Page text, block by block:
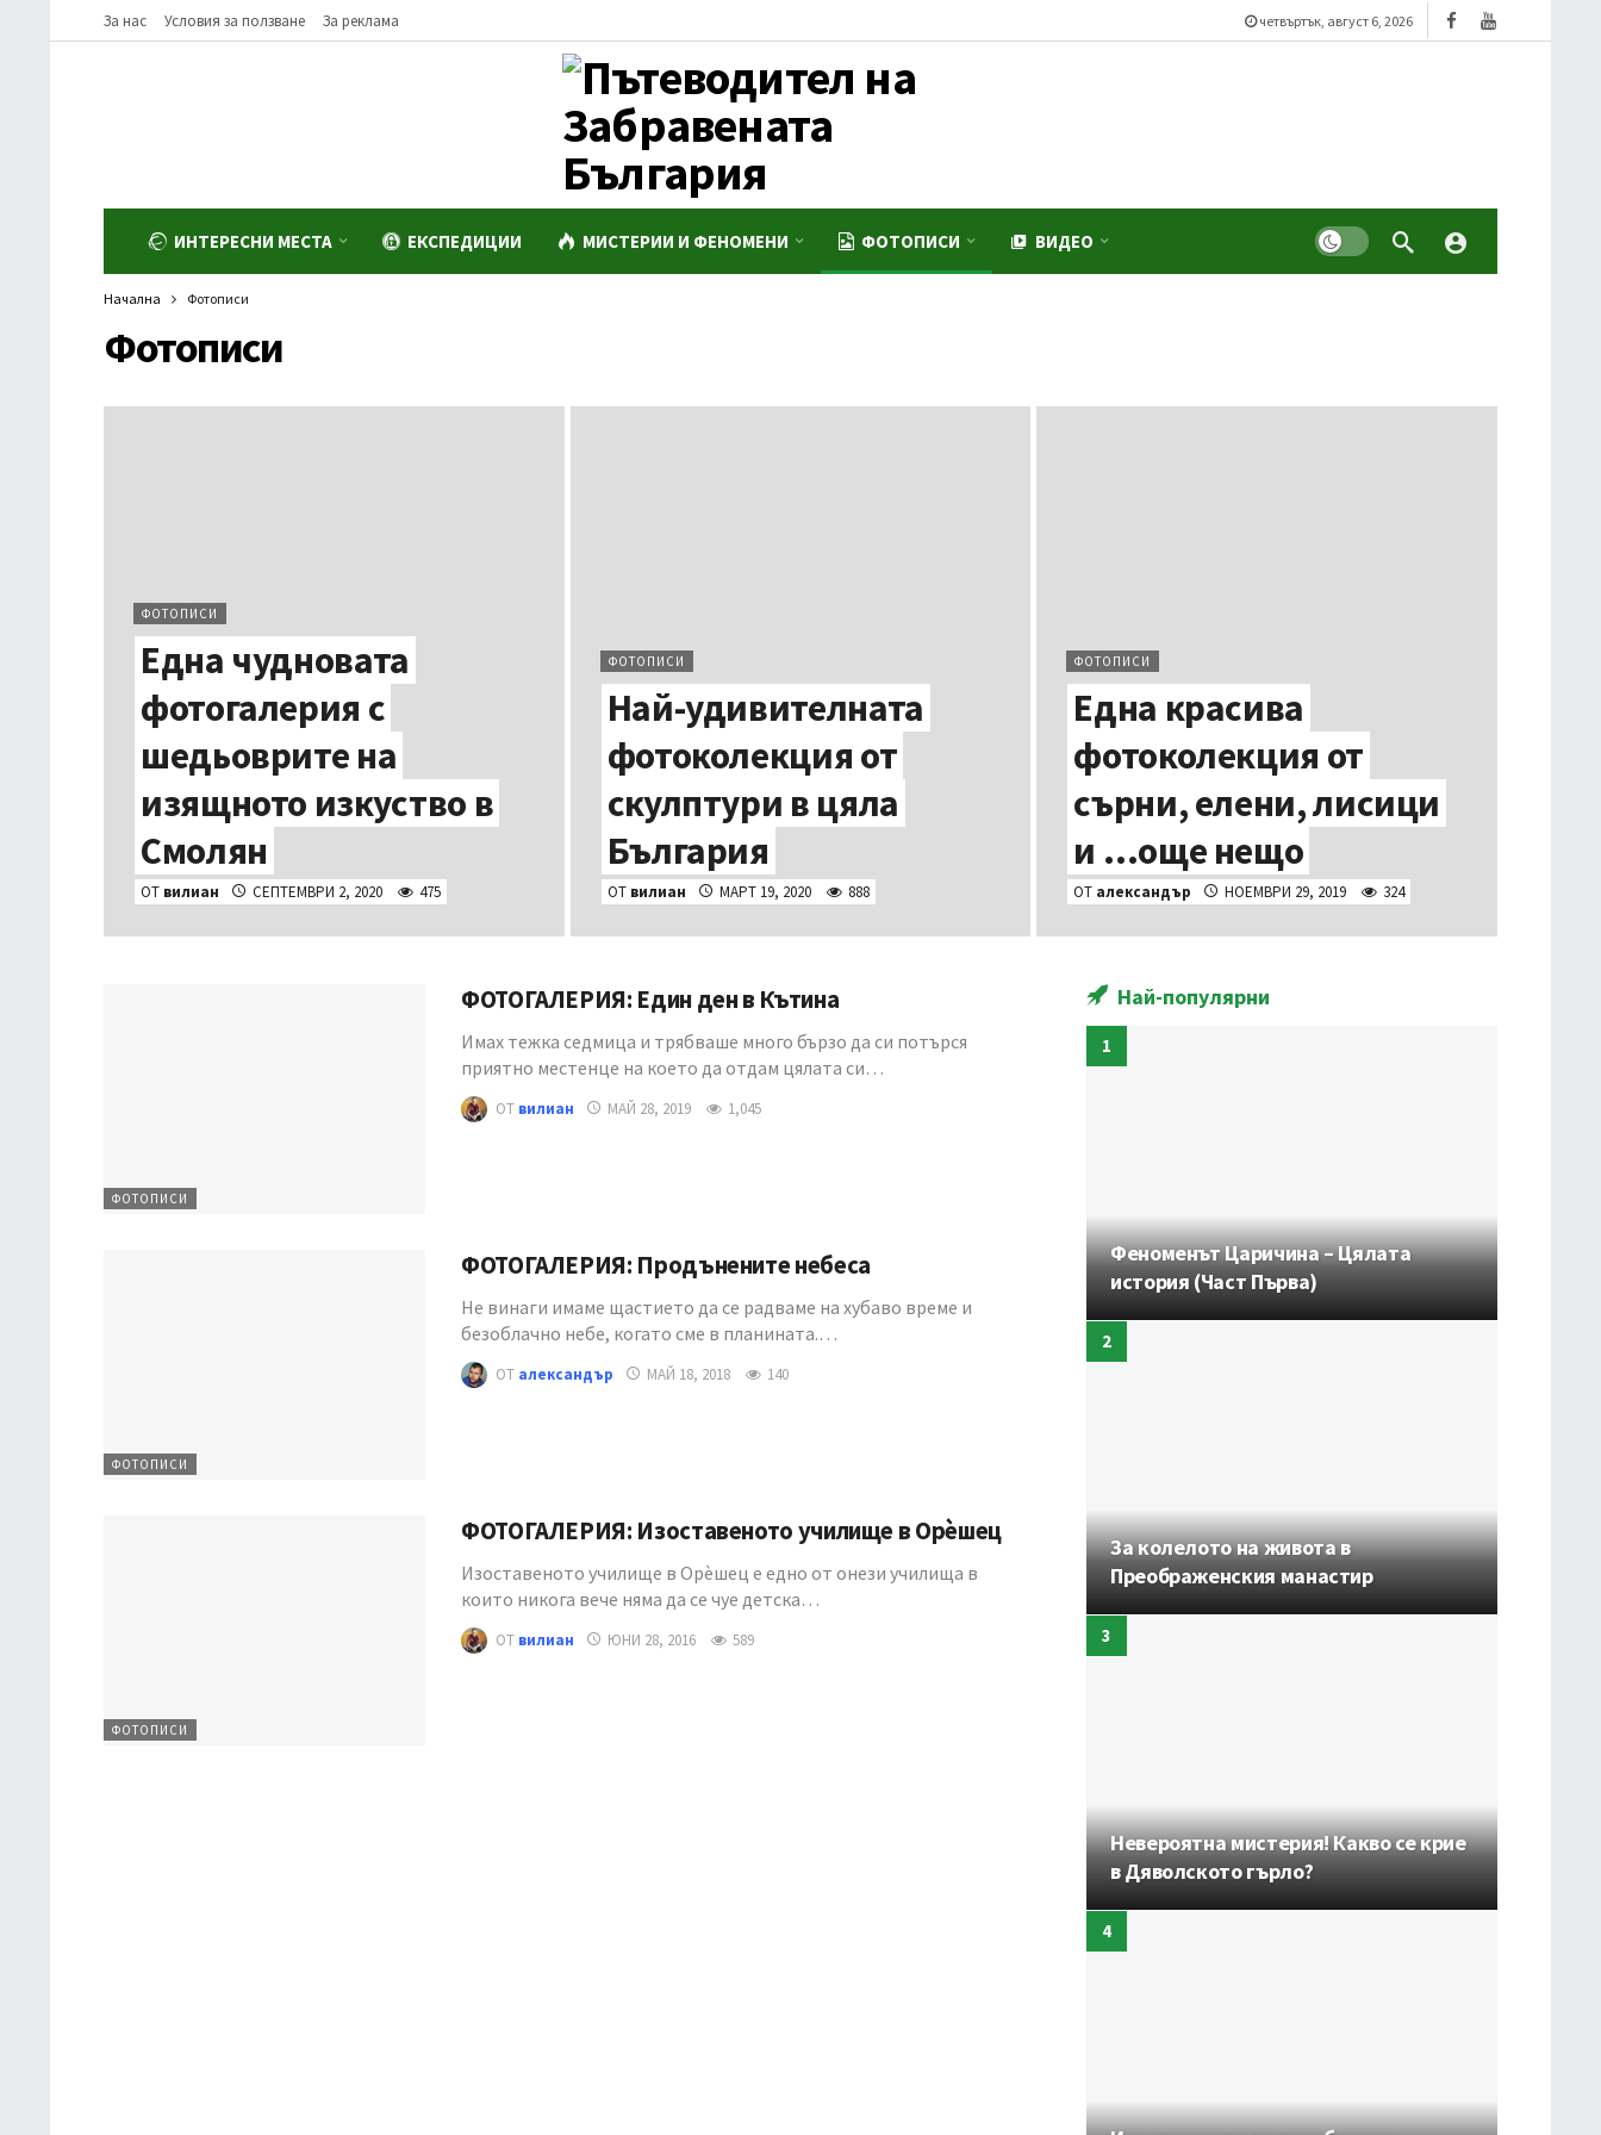
За нас Условия за ползване За реклама четвъртък, август 6, 2026
ИНТЕРЕСНИ МЕСТА ЕКСПЕДИЦИИ МИСТЕРИИ И ФЕНОМЕНИ ФОТОПИСИ ВИДЕО Dark mode
Начална Фотописи
Фотописи
ФОТОПИСИ
Една чудновата
фотогалерия с
шедьоврите на
изящното изкуство в
Смолян
ОТ вилиан СЕПТЕМВРИ 2, 2020 475
ФОТОПИСИ
Най-удивителната
фотоколекция от
скулптури в цяла
България
ОТ вилиан МАРТ 19, 2020 888
ФОТОПИСИ
Една красива
фотоколекция от
сърни, елени, лисици
и …още нещо
ОТ александър НОЕМВРИ 29, 2019 324
ФОТОПИСИ
ФОТОГАЛЕРИЯ: Един ден в Кътина
Имах тежка седмица и трябваше много бързо да си потърся
приятно местенце на което да отдам цялата си…
ОТ вилиан МАЙ 28, 2019 1,045
ФОТОПИСИ
ФОТОГАЛЕРИЯ: Продънените небеса
Не винаги имаме щастието да се радваме на хубаво време и
безоблачно небе, когато сме в планината.…
ОТ александър МАЙ 18, 2018 140
ФОТОПИСИ
ФОТОГАЛЕРИЯ: Изоставеното училище в Орѐшец
Изоставеното училище в Орѐшец е едно от онези училища в
които никога вече няма да се чуе детска…
ОТ вилиан ЮНИ 28, 2016 589
Най-популярни
Феноменът Царичина – Цялата
история (Част Първа)
За колелото на живота в
Преображенския манастир
Невероятна мистерия! Какво се крие
в Дяволското гърло?